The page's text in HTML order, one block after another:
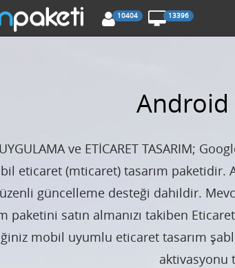
10404 13396
Android
ve ETİCARET TASARIM;
eticaret (mticaret) tasarım paketidir.
güncelleme desteği dahildir.
paketini satın almanızı takiben
mobil uyumlu eticaret tasarım
aktivasyonu